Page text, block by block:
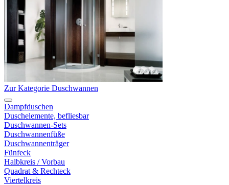
Zur Kategorie Duschwannen
Dampfduschen
Duschelemente, befliesbar
Duschwannen-Sets
Duschwannenfüße
Duschwannenträger
Fünfeck
Halbkreis / Vorbau
Quadrat & Rechteck
Viertelkreis